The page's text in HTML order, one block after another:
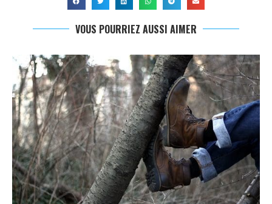
VOUS POURRIEZ AUSSI AIMER